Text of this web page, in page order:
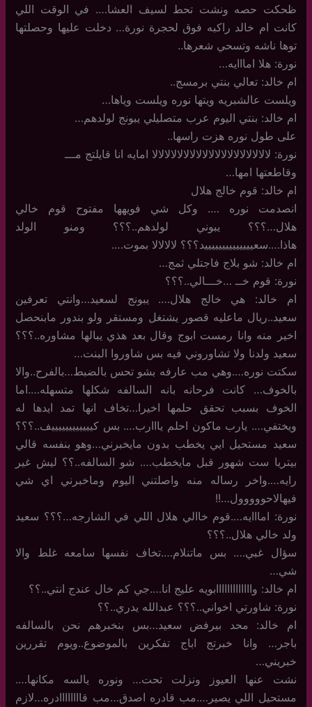
ظحكت حصه ونشت تحط لسيف العشا…. في الوقت اللي
كانت ام خالد راكبه فوق لحجرة نورة… دخلت عليها وحصلتها
توها ناشه وتسحي شعرها..
نورة: هلا امااايه…
ام خالد: تعالي بنتي برمسج..
ويلست عالشبريه ويتها نوره ويلست وياها…
ام خالد: بنتي اليوم عرب متصليلي يبونج لولدهم…
على طول نوره هزت راسها..
نورة: لالالالالالالالالالالالالالالالالالالا امايه انا قايلتج مـــ
وقاطعتها امها…
ام خالد: قوم خالج هلال
انصدمت نوره …. وكل شي فويهها مفتوح قوم خالي
هلال…؟؟؟ يبوني لولدهم..؟؟؟ ومنو الولد
هاذا….سعييييييييييييييد؟؟؟ لالالالا بموت….
ام خالد: شو بلاج فاجتلي ثمج…
نورة: قوم خــ …خـــالي..؟؟؟
ام خالد: هي خالج هلال…. يبونج لسعيد…وانتي تعرفين
سعيد..ريال ماعليه قصور يشتغل ومستقر ولو بندور مابنحصل
اخير منه وانا رمست ابوج وقال بعد هذي يبالها مشاوره..؟؟؟
سعيد ولدنا ولا تشاوروني فيه بس شاوروا البنت…
سكتت نوره….وهي مب عارفه بشو تحس بالضبط…بالفرح..والا
بالخوف… كانت فرحانه بانه السالفه شكلها متسهله….اما
الخوف بسبب تحقق حلمها اخيرا…تخاف انها تمد ايدها له
ويختفي…. يارب ماكون احلم يااارب…. بس كييييييييييييف..؟؟؟
سعيد مستحيل ايي يخطب بدون مايخبرني…وهو بنفسه قالي
بيتريا ست شهور قبل مايخطب…. شو السالفه..؟؟ ليش غير
رايه….واخر رساله منه واصلتني اليوم وماخبرني اي شي
فيهالاحووووول…!!
نورة: امااايه….قوم خاالي هلال اللي في الشارجه…؟؟؟ سعيد
ولد خالي هلال..؟؟؟
سؤال غبي…. بس ماتنلام….تخاف نفسها سامعه غلط والا
شي…
ام خالد: وااااااااااااابويه عليج انا….جي كم خال عندج انتي..؟؟
نورة: شاورتي اخواني..؟؟؟ عبدالله يدري..؟؟
ام خالد: محد بيرفض سعيد…بس بنخبرهم نحن بالسالفه
باجر… وانا خبرتج اباج تفكرين بالموضوع..ويوم تقررين
خبريني…
نشت عنها العيوز ونزلت تحت… ونوره يالسه مكانها….
مستحيل اللي يصير….مب قادره اصدق…مب قاااااااادره…لازم